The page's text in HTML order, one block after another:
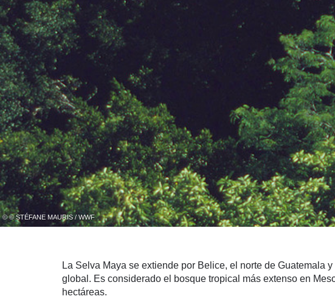
© © STÉFANE MAURIS / WWF
La Selva Maya se extiende por Belice, el norte de Guatemala
global. Es considerado el bosque tropical más extenso en
hectáreas.